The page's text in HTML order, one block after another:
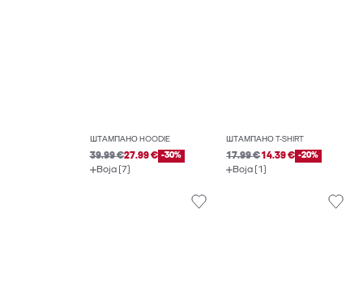
ШТАМПАНО HOODIE
39.99 €27.99 € -30%
Boja (7)
ШТАМПАНО T-SHIRT
17.99 €14.39 € -20%
Boja (1)